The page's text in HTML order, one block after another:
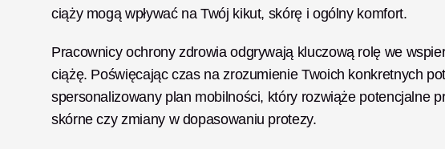
ciąży mogą wpływać na Twój kikut, skórę i ogólny komfort.
Pracownicy ochrony zdrowia odgrywają kluczową rolę we
ciążę. Poświęcając czas na zrozumienie Twoich konkretnych
spersonalizowany plan mobilności, który rozwiąże potencjalne
skórne czy zmiany w dopasowaniu protezy.